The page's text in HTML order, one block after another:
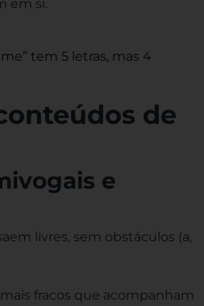
em si.
tem 5 letras, mas 4
de
e
livres, sem obstáculos (a,
mais fracos que acompanham